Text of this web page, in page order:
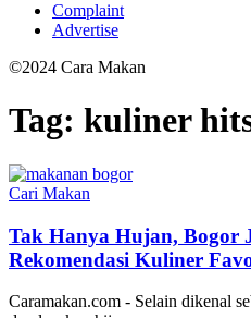
Complaint
Advertise
©2024 Cara Makan
Tag: kuliner
Cari Makan
Tak Hanya Hujan, Bogor
Rekomendasi Kuliner
Caramakan.com - Selain dikenal